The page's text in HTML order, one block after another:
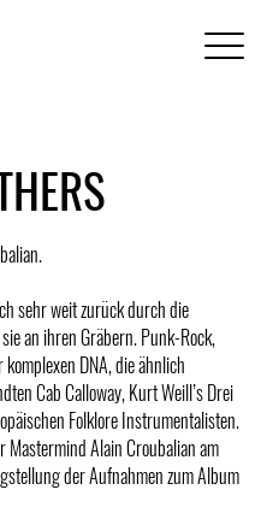
sehr weit zurück durch die
an ihren Gräbern. Punk-Rock,
DNA, die ähnlich
Cab Calloway, Kurt Weill’s Drei
Folklore Instrumentalisten.
Mastermind Alain Croubalian am
der Aufnahmen zum Album